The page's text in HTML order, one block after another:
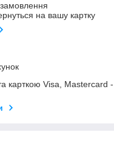
на вашу картку
карткою Visa, Mastercard